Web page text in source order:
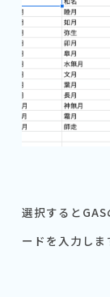
選択すると
ードを入力しま